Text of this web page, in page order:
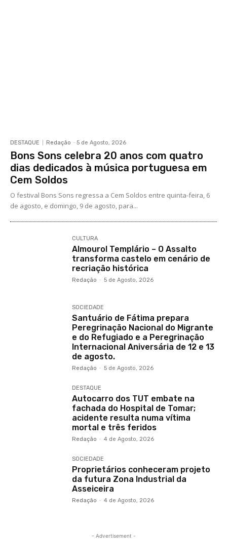
DESTAQUE Redação - 5 de Agosto, 2026
Bons Sons celebra 20 anos com quatro
dias dedicados à música portuguesa em
Cem Soldos
O festival Bons Sons regressa a Cem Soldos entre quinta-feira, 6
de agosto, e domingo, 9 de agosto, para...
CULTURA
Almourol Templário – O Assalto
transforma castelo em cenário de
recriação histórica
Redação - 5 de Agosto, 2026
SOCIEDADE
Santuário de Fátima prepara
Peregrinação Nacional do Migrante
e do Refugiado e a Peregrinação
Internacional Aniversária de 12 e 13
de agosto.
Redação - 5 de Agosto, 2026
DESTAQUE
Autocarro dos TUT embate na
fachada do Hospital de Tomar;
acidente resulta numa vítima
mortal e três feridos
Redação - 4 de Agosto, 2026
SOCIEDADE
Proprietários conheceram projeto
da futura Zona Industrial da
Asseiceira
Redação - 4 de Agosto, 2026
- Advertisement -